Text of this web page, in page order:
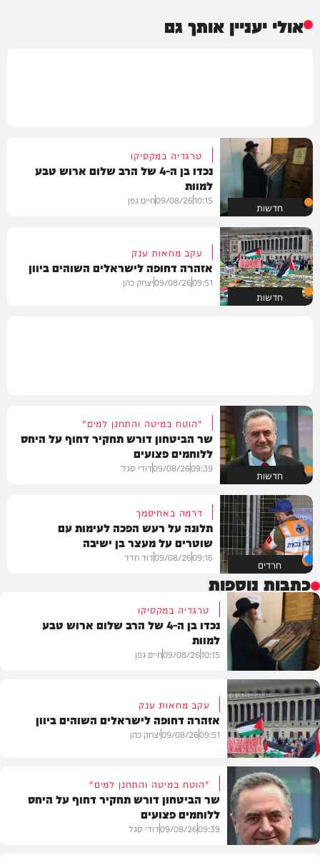
אולי יעניין אותך גם
חדשות
טרגדיה במקסיקו
נכדו בן ה-4 של הרב שלום ארוש טבע
למוות
10:15
09/08/26חיים גפן
חדשות
עקב מחאות ענק
אזהרה דחופה לישראלים השוהים ביוון
09:51
09/08/26יצחק כהן
חדשות
"הוטח במיטה והתחנן למים"
שר הביטחון דורש תחקיר דחוף על היחס
ללוחמים פצועים
09:39
09/08/26דודי סגל
חרדים
דרמה באחיסמך
תלונה על רעש הפכה לעימות עם
שוטרים על מעצר בן ישיבה
09:16
09/08/26דוד חדד
כתבות נוספות
חדשות
טרגדיה במקסיקו
נכדו בן ה-4 של הרב שלום ארוש טבע
למוות
10:15
09/08/26חיים גפן
חדשות
עקב מחאות ענק
אזהרה דחופה לישראלים השוהים ביוון
09:51
09/08/26יצחק כהן
"הוטח במיטה והתחנן למים"
שר הביטחון דורש תחקיר דחוף על היחס
ללוחמים פצועים
09:39
09/08/26דודי סגל